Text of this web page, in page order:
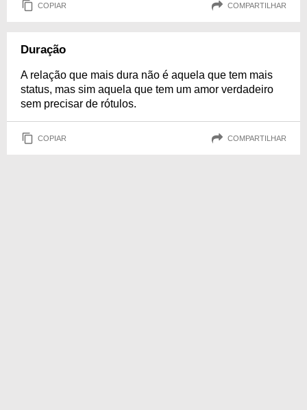
COPIAR COMPARTILHAR
Duração
A relação que mais dura não é aquela que tem mais
status, mas sim aquela que tem um amor verdadeiro
sem precisar de rótulos.
COPIAR COMPARTILHAR